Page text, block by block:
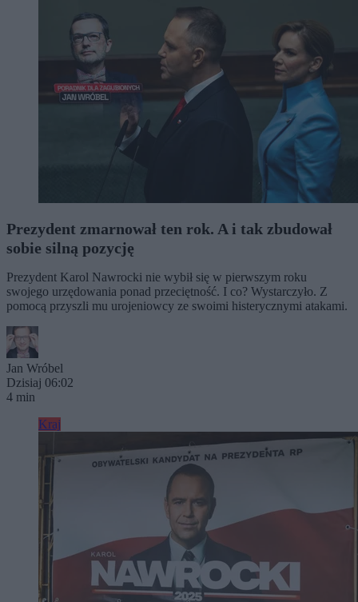
Prezydent zmarnował ten rok. A i tak zbudował
sobie silną pozycję
Prezydent Karol Nawrocki nie wybił się w pierwszym roku
swojego urzędowania ponad przeciętność. I co? Wystarczyło. Z
pomocą przyszli mu urojeniowcy ze swoimi histerycznymi atakami.
Jan Wróbel
Dzisiaj 06:02
4 min
Kraj